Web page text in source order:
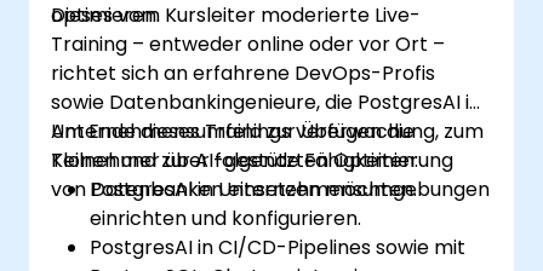
optimieren.
Dieses vom Kursleiter moderierte Live-
Training – entweder online oder vor Ort –
richtet sich an erfahrene DevOps-Profis
sowie Datenbankingenieure, die PostgresAI im
Unternehmensumfeld zur Überwachung, zum
Klonen und zur AI-gestützten Optimierung
von Datenbanken einsetzen möchten.
Am Ende dieses Trainings verfügen die
Teilnehmer über folgende Fähigkeiten:
PostgresAI in Unternehmensumgebungen
einrichten und konfigurieren.
PostgresAI in CI/CD-Pipelines sowie mit